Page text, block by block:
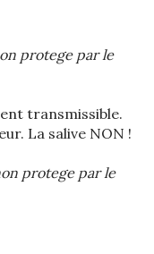
protege par le
transmissible.
La salive NON !
protege par le